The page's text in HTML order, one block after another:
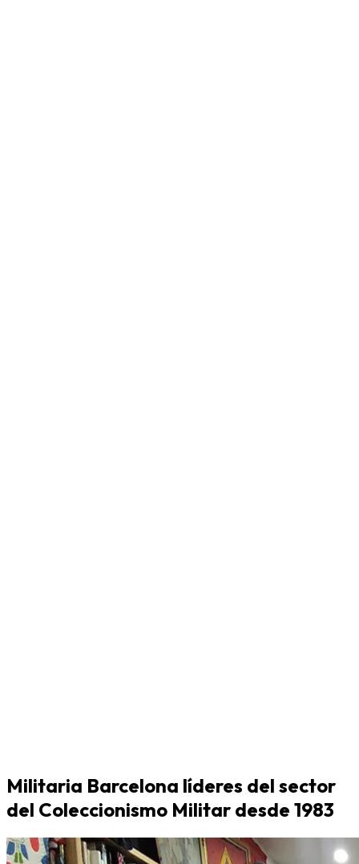
Militaria Barcelona líderes del sector
del Coleccionismo Militar desde 1983